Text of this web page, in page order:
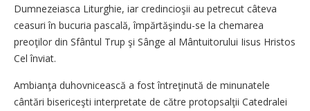
Dumnezeiasca Liturghie, iar credincioşii au petrecut câteva
ceasuri în bucuria pascală, împărtăşindu-se la chemarea
preoţilor din Sfântul Trup şi Sânge al Mântuitorului Iisus Hristos
Cel înviat.
Ambianţa duhovnicească a fost întreţinută de minunatele
cântări bisericeşti interpretate de către protopsalţii Catedralei